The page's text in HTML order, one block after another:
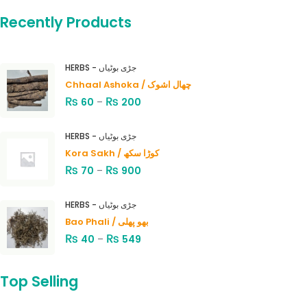
Recently Products
HERBS - جڑی بوٹیاں
Chhaal Ashoka / چھال اشوک
₨ 60 – ₨ 200
HERBS - جڑی بوٹیاں
Kora Sakh / کوڑا سکھ
₨ 70 – ₨ 900
HERBS - جڑی بوٹیاں
Bao Phali / بھو پھلی
₨ 40 – ₨ 549
Top Selling